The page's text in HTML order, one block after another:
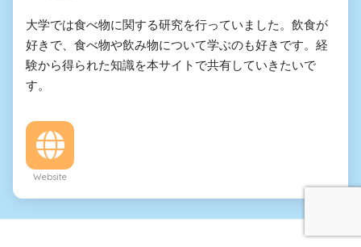
大学では食べ物に関する研究を行っていました。飲食が
好きで、食べ物や飲み物について学ぶのも好きです。経
験から得られた知識を本サイトで共有していきたいで
す。
Website